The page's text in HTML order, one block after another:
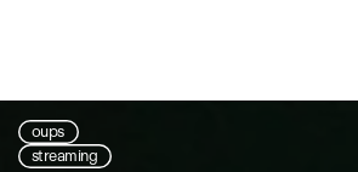
oups
streaming